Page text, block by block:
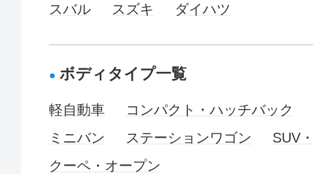
スバル
スズキ ダイハツ
ボディタイプ一覧
軽自動車
コンパクト・ハッチバック
ミニバン
ステーションワゴン
SUV
クーペ・オープン